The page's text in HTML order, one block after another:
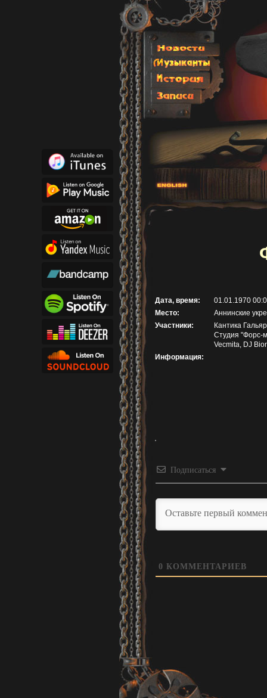
Дата, время:
01.01.1970
Место:
Аннинские
Участники:
Кантика
Студия "Форс-
Vecmita, DJ
Информация:
Подписаться
0 КОММЕНТАРИЕВ